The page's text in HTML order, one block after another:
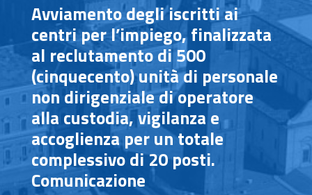
Avviamento degli iscritti ai
centri per l’impiego, finalizzata
al reclutamento di 500
(cinquecento) unità di personale
non dirigenziale di operatore
alla custodia, vigilanza e
accoglienza per un totale
complessivo di 20 posti.
Comunicazione